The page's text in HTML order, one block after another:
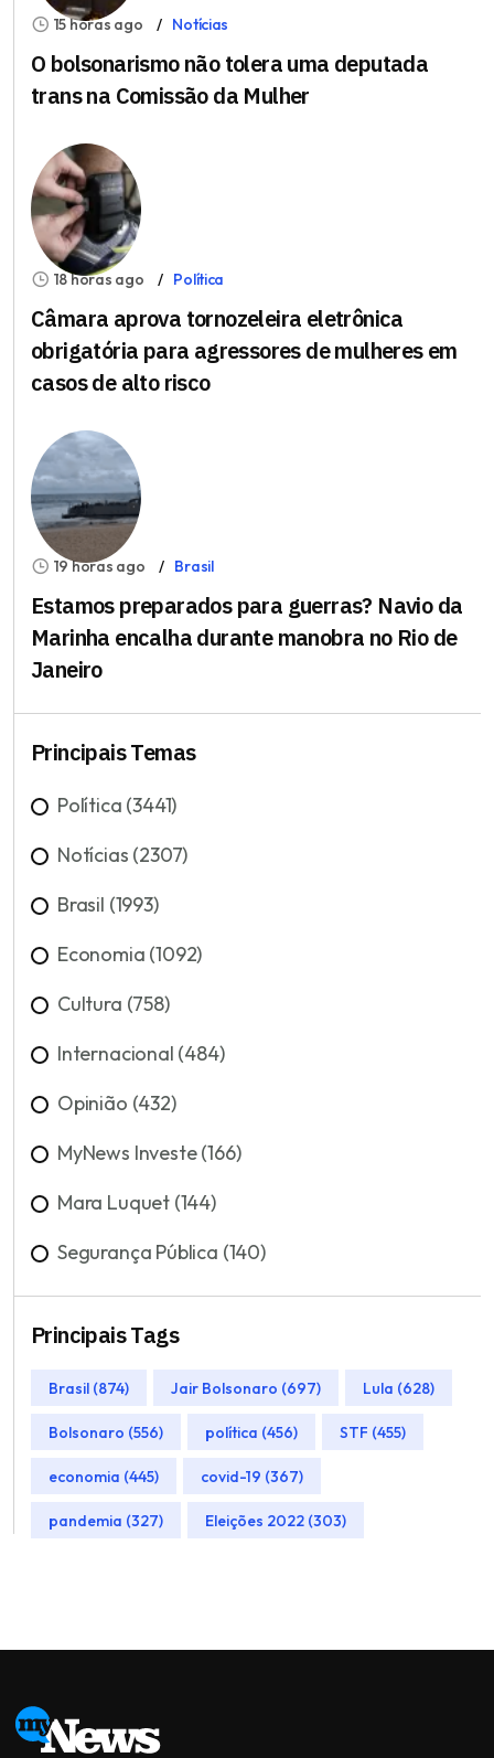
15 horas ago Notícias
O bolsonarismo não tolera uma deputada
trans na Comissão da Mulher
18 horas ago Política
Câmara aprova tornozeleira eletrônica
obrigatória para agressores de mulheres em
casos de alto risco
19 horas ago Brasil
Estamos preparados para guerras? Navio da
Marinha encalha durante manobra no Rio de
Janeiro
Principais Temas
Política (3441)
Notícias (2307)
Brasil (1993)
Economia (1092)
Cultura (758)
Internacional (484)
Opinião (432)
MyNews Investe (166)
Mara Luquet (144)
Segurança Pública (140)
Principais Tags
Brasil (874) Jair Bolsonaro (697) Lula (628)
Bolsonaro (556) política (456) STF (455)
economia (445) covid-19 (367)
pandemia (327) Eleições 2022 (303)